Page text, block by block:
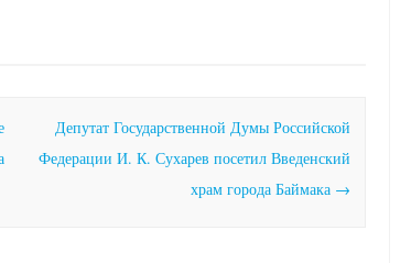
Депутат Государственной Думы Российской
Федерации И. К. Сухарев посетил Введенский
храм города Баймака →